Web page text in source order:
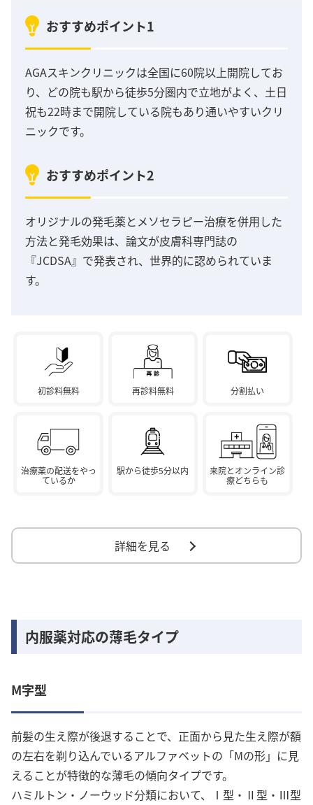
おすすめポイント1
AGAスキンクリニックは全国に60院以上開院してお
り、どの院も駅から徒歩5分圏内で立地がよく、土日
祝も22時まで開院している院もあり通いやすいクリ
ニックです。
おすすめポイント2
オリジナルの発毛薬とメソセラピー治療を併用した
方法と発毛効果は、論文が皮膚科専門誌の
『JCDSA』で発表され、世界的に認められていま
す。
初診料無料 再診料無料 分割払い
治療薬の配送をやっ
ているか
駅から徒歩5分以内
来院とオンライン診
療どちらも
詳細を見る
内服薬対応の薄毛タイプ
M字型
前髪の生え際が後退することで、正面から見た生え際が額
の左右を剃り込んでいるアルファベットの「Mの形」に見
えることが特徴的な薄毛の傾向タイプです。
ハミルトン・ノーウッド分類において、Ⅰ型・Ⅱ型・Ⅲ型